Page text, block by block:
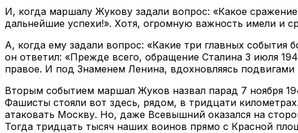
И, когда маршалу Жукову задали вопрос: «Какое
дальнейшие успехи!». Хотя, огромную важность имели и
А, когда ему задали вопрос: «Какие три главных события
он ответил: «Прежде всего, обращение Сталина 3 июля
правое. И под Знаменем Ленина, вдохновляясь
Вторым событием маршал Жуков назвал парад 7 ноября
Фашисты стояли вот здесь, рядом, в тридцати
атаковать Москву. Но, даже Всевышний оказался на
Тогда тридцать тысяч наших воинов прямо с Красной